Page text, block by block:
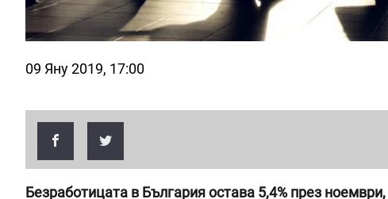
09 Яну 2019, 17:00
Безработицата в България остава 5,4% през